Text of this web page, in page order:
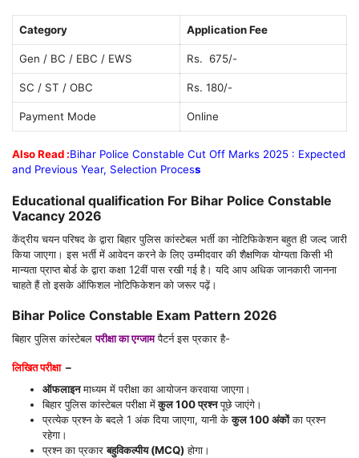
Category Application Fee
Gen / BC / EBC / EWS Rs. 675/-
SC / ST / OBC Rs. 180/-
Payment Mode Online
Also Read :Bihar Police Constable Cut Off Marks 2025 : Expected
and Previous Year, Selection Process
Educational qualification For Bihar Police Constable
Vacancy 2026
केंद्रीय चयन परिषद के द्वारा बिहार पुलिस कांस्टेबल भर्ती का नोटिफिकेशन बहुत ही जल्द जारी
किया जाएगा। इस भर्ती में आवेदन करने के लिए उम्मीदवार की शैक्षणिक योग्यता किसी भी
मान्यता प्राप्त बोर्ड के द्वारा कक्षा 12वीं पास रखी गई है। यदि आप अधिक जानकारी जानना
चाहते हैं तो इसके ऑफिशल नोटिफिकेशन को जरूर पढ़ें।
Bihar Police Constable Exam Pattern 2026
बिहार पुलिस कांस्टेबलपरीक्षा का एग्जामपैटर्न इस प्रकार है-
लिखित परीक्षा –
ऑफलाइनमाध्यम में परीक्षा का आयोजन करवाया जाएगा।
बिहार पुलिस कांस्टेबल परीक्षा मेंकुल 100 प्रश्नपूछे जाएंगे।
प्रत्येक प्रश्न के बदले 1 अंक दिया जाएगा, यानी केकुल 100 अंकोंका प्रश्न
रहेगा।
प्रश्न का प्रकारबहुविकल्पीय (MCQ)होगा।